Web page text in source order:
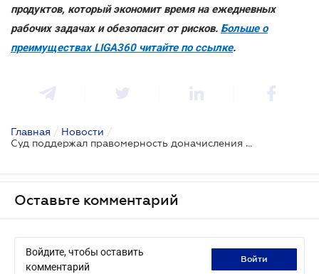
продуктов, который экономит время на ежедневных
рабочих задачах и обезопасит от рисков. Больше о
преимуществах LIGA360 читайте по ссылке.
Главная / Новости /
Суд поддержал правомерность доначисления ФОП штрафа в 28,77 млн грн
Оставьте комментарий
Войдите, чтобы оставить
комментарий
войти